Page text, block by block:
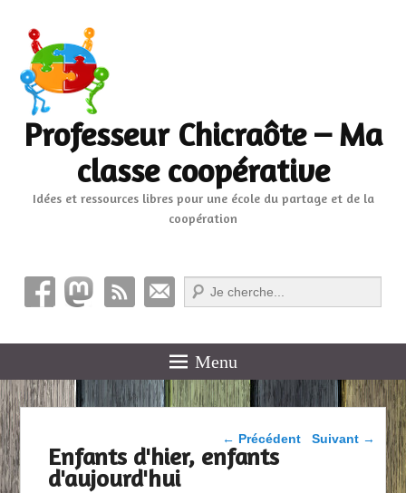
Professeur Chicraôte – Ma
classe coopérative
Idées et ressources libres pour une école du partage et de la
coopération
Recherche
Menu
Parcourir les articles
← Précédent Suivant →
Enfants d'hier, enfants
d'aujourd'hui